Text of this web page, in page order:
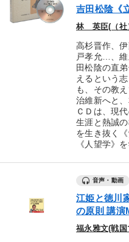
吉田松陰《
林 英臣(（社
高杉晋作、
戸孝允…、
田松陰の直
えるという
も、その教
治維新へと
ＣＤは、現
生涯と熱誠
を生き抜く
《人望学》
音声・動画
江姫と徳川
の原則 講演
福永雅文(戦